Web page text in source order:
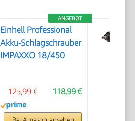
ANGEBOT
Einhell Professional
Akku-Schlagschrauber
IMPAXXO 18/450
118,99 €
125,99 €
Bei Amazon ansehen